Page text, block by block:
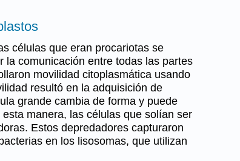
células que eran procariotas se
la comunicación entre todas las partes
movilidad citoplasmática usando
resultó en la adquisición de
grande cambia de forma y puede
manera, las células que solían ser
Estos depredadores capturaron
en los lisosomas, que utilizan